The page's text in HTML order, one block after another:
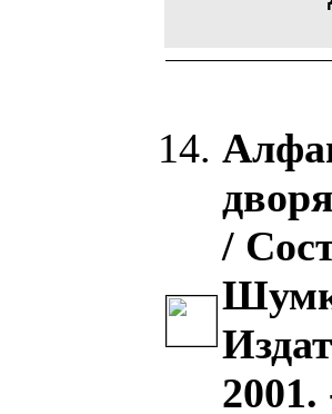
/
2001.